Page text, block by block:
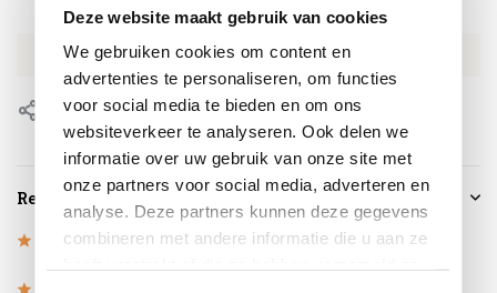
Deze website maakt gebruik van cookies
We gebruiken cookies om content en
advertenties te personaliseren, om functies
voor social media te bieden en om ons
websiteverkeer te analyseren. Ook delen we
informatie over uw gebruik van onze site met
onze partners voor social media, adverteren en
analyse. Deze partners kunnen deze gegevens
combineren met andere informatie die u aan ze
SKU AE7984
EAN 8717591779193
Delen
Reviews
4.9/ 5 Based on 14 reviews